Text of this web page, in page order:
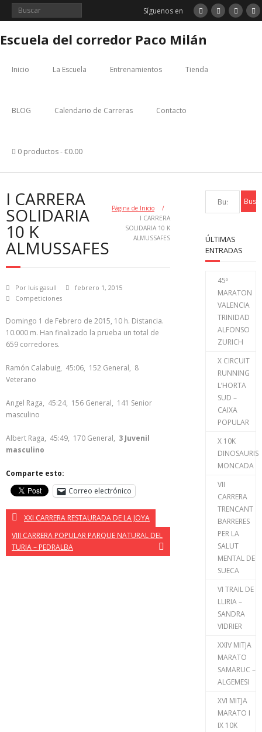
Saltar
Síguenos en
Escuela del corredor Paco Milán
Inicio La Escuela Entrenamientos Tienda
BLOG Calendario de Carreras Contacto
0 productos €0.00
I CARRERA
SOLIDARIA
10 K
ALMUSSAFES
Página de Inicio
/
I CARRERA
SOLIDARIA 10 K
ALMUSSAFES
Por luis gasull
febrero 1, 2015
Competiciones
Domingo 1 de Febrero de 2015, 10 h. Distancia.
10.000 m. Han finalizado la prueba un total de
659 corredores.
Ramón Calabuig, 45:06, 152 General, 8
Veterano
Angel Raga, 45:24, 156 General, 141 Senior
masculino
Albert Raga, 45:49, 170 General, 3 Juvenil
masculino
Comparte esto:
Correo electrónico
XXI CARRERA RESTAURADA DE LA JOYA
VIII CARRERA POPULAR PARQUE NATURAL DEL
TURIA – PEDRALBA
ÚLTIMAS
ENTRADAS
45º
MARATON
VALENCIA
TRINIDAD
ALFONSO
ZURICH
X CIRCUIT
RUNNING
L’HORTA
SUD –
CAIXA
POPULAR
X 10K
DINOSAURIS
MONCADA
VII
CARRERA
TRENCANT
BARRERES
PER LA
SALUT
MENTAL DE
SUECA
VI TRAIL DE
LLIRIA –
SANDRA
VIDRIER
XXIV MITJA
MARATO
SAMARUC –
ALGEMESI
XVI MITJA
MARATO I
IX 10K